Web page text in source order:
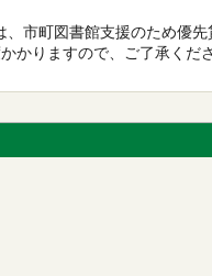
市町図書館支援のため優
かりますので、ご了承くだ